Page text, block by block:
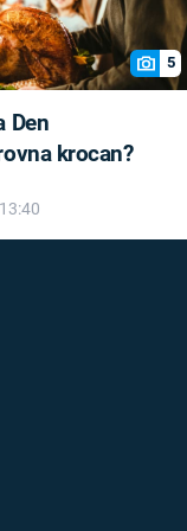
5
Den
krocan?